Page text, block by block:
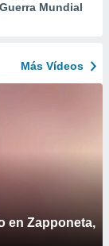
Mundial
Más Vídeos
en Zapponeta,